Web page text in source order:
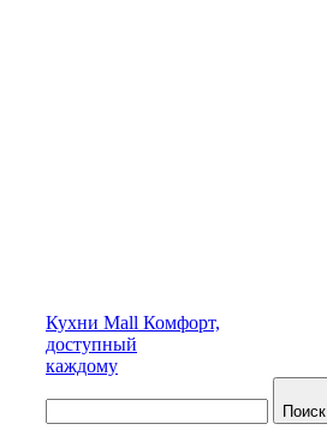
Кухни Mall Комфорт,
доступный
каждому
Поиск